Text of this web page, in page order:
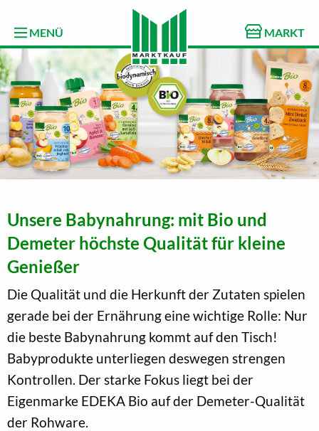
MENÜ MARKT
Unsere Babynahrung: mit Bio und
Demeter höchste Qualität für kleine
Genießer
Die Qualität und die Herkunft der Zutaten spielen
gerade bei der Ernährung eine wichtige Rolle: Nur
die beste Babynahrung kommt auf den Tisch!
Babyprodukte unterliegen deswegen strengen
Kontrollen. Der starke Fokus liegt bei der
Eigenmarke EDEKA Bio auf der Demeter-Qualität
der Rohware.